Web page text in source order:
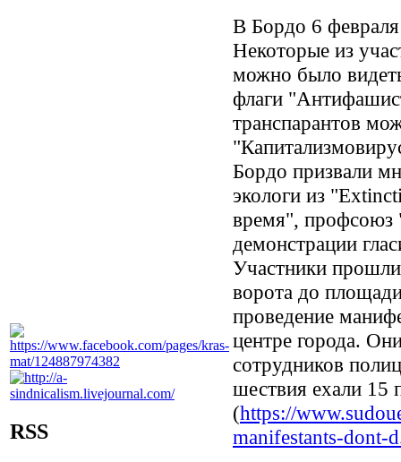
RSS
В Бордо 6
Некоторые из
можно было
флаги
транспарантов
Бордо призвали
экологи из
время", профсоюз
демонстрации
Участники
ворота до
проведение
центре города.
сотрудников
шествия ехали 15
(https://
manifestants-dont-